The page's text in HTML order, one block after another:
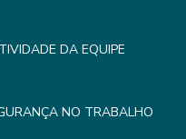
DA EQUIPE
NO TRABALHO